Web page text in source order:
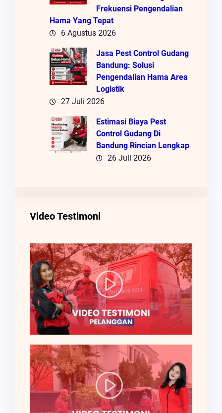
Frekuensi Pengendalian
Hama Yang Tepat
6 Agustus 2026
Jasa Pest Control Gudang
Bandung: Solusi
Pengendalian Hama Area
Logistik
27 Juli 2026
Estimasi Biaya Pest
Control Gudang Di
Bandung Rincian Lengkap
26 Juli 2026
Video Testimoni